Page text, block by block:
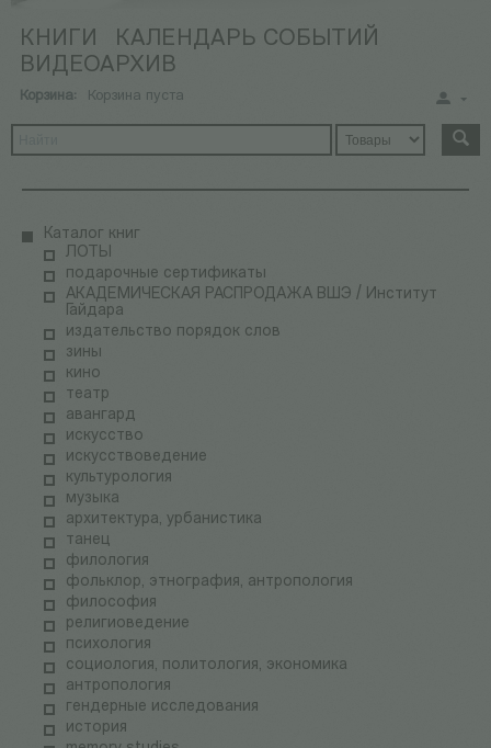
КНИГИ
КАЛЕНДАРЬ СОБЫТИЙ
ВИДЕОАРХИВ
Корзина: Корзина пуста
Каталог книг
ЛОТЫ
подарочные сертификаты
АКАДЕМИЧЕСКАЯ РАСПРОДАЖА ВШЭ / Институт
Гайдара
издательство порядок слов
зины
кино
театр
авангард
искусство
искусствоведение
культурология
музыка
архитектура, урбанистика
танец
филология
фольклор, этнография, антропология
философия
религиоведение
психология
социология, политология, экономика
антропология
гендерные исследования
история